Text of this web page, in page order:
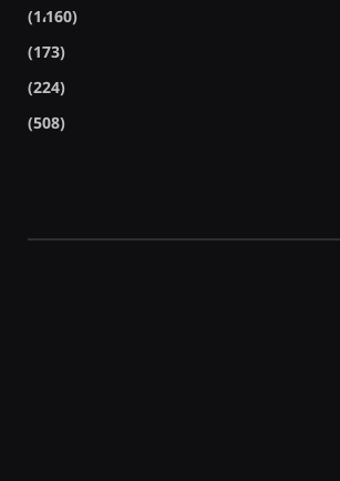
(1٬160)
(173)
(224)
(508)